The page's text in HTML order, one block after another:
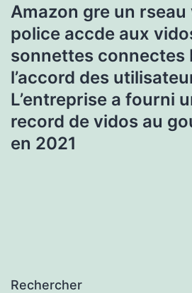
Amazon gre un rseau
police accde aux
sonnettes connectes
l’accord des
L’entreprise a fourni
record de vidos au
en 2021
Rechercher